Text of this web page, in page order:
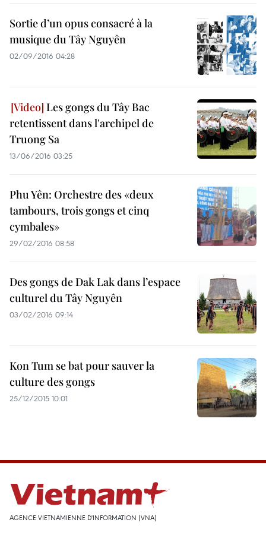
Sortie d’un opus consacré à la
musique du Tây Nguyên
02/09/2016 04:28
Les gongs du Tây Bac
retentissent dans l'archipel de
Truong Sa
13/06/2016 03:25
Phu Yên: Orchestre des «deux
tambours, trois gongs et cinq
cymbales»
29/02/2016 08:58
Des gongs de Dak Lak dans l’espace
culturel du Tây Nguyên
03/02/2016 09:14
Kon Tum se bat pour sauver la
culture des gongs
25/12/2015 10:01
AGENCE VIETNAMIENNE D'INFORMATION (VNA)